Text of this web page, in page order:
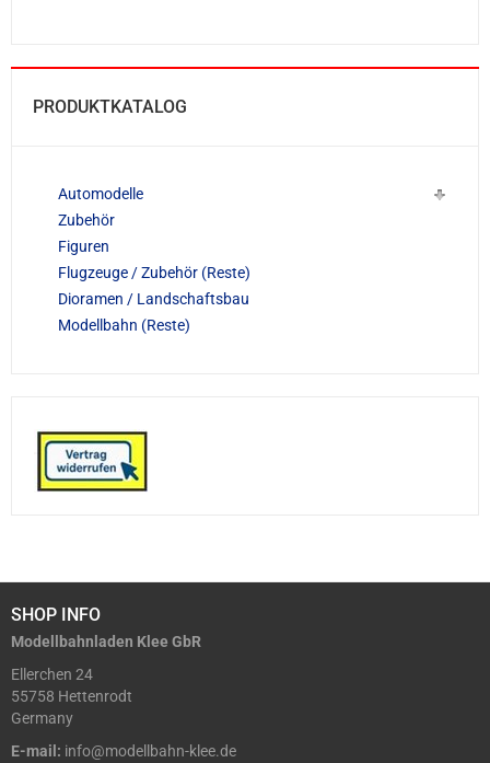
PRODUKTKATALOG
Automodelle
Zubehör
Figuren
Flugzeuge / Zubehör (Reste)
Dioramen / Landschaftsbau
Modellbahn (Reste)
SHOP INFO
Modellbahnladen Klee GbR
Ellerchen 24
55758 Hettenrodt
Germany
E-mail: info@modellbahn-klee.de